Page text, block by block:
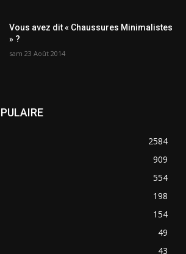
Vous avez dit « Chaussures Minimalistes
» ?
sam 23 Août 2014
2584
909
554
198
154
49
43